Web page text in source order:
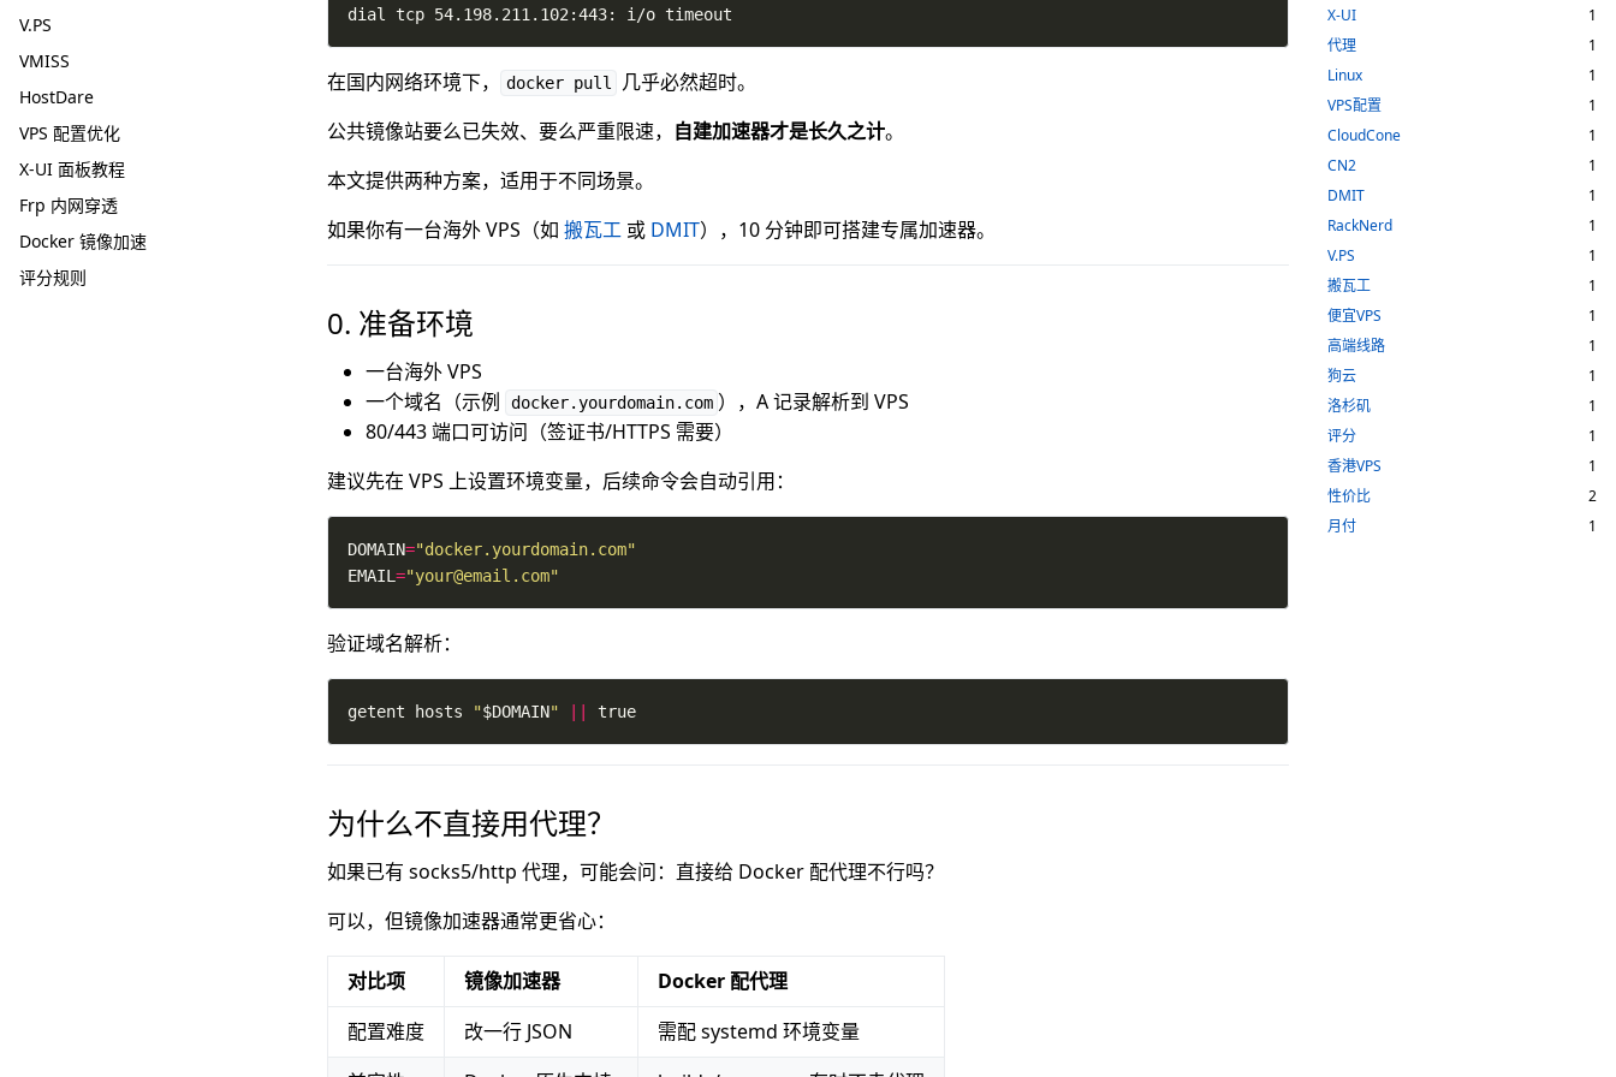
V.PS
VMISS
HostDare
VPS 配置优化
X-UI 面板教程
Frp 内网穿透
Docker 镜像加速
评分规则
dial tcp 54.198.211.102:443: i/o timeout
在国内网络环境下， docker pull
几乎必然超时。
公共镜像站要么已失效、要么严重限速， 自建加速器才是长久之计。
本文提供两种方案，适用于不同场景。
如果你有一台海外 VPS（如 搬瓦工 或 DMIT），10 分钟即可搭建专属加速器。
0. 准备环境
一台海外 VPS
一个域名（示例
docker.yourdomain.com ），A 记录解析到 VPS
80/443 端口可访问（签证书/HTTPS 需要）
建议先在 VPS 上设置环境变量，后续命令会自动引用：
DOMAIN="docker.yourdomain.com"
EMAIL ="your@email.com"
验证域名解析：
getent hosts "$DOMAIN" true
为什么不直接用代理？
如果已有 socks5/http 代理，可能会问：直接给 Docker 配代理不行吗？
可以，但镜像加速器通常更省心：
对比项 镜像加速器
Docker 配代理
配置难度
改一行 JSON
需配 systemd 环境变量
X-UI
1
代理
1
Linux
1
VPS配置
1
CloudCone
1
CN2
1
DMIT
1
RackNerd
1
V.PS
1
搬瓦工
1
便宜VPS
1
高端线路
1
狗云
1
洛杉矶
1
评分
1
香港VPS
1
性价比
2
月付
1